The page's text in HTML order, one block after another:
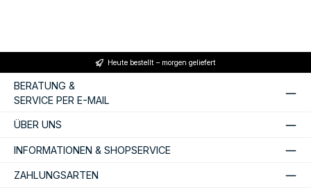
Heute bestellt – morgen geliefert
BERATUNG &
SERVICE PER E-MAIL
ÜBER UNS
INFORMATIONEN & SHOPSERVICE
ZAHLUNGSARTEN